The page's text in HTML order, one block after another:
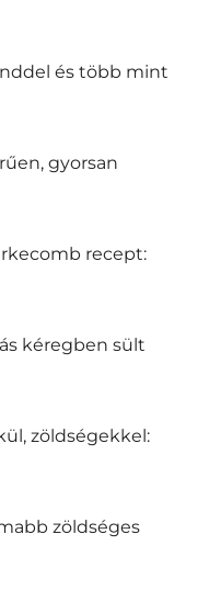
és több mint
gyorsan
recept:
kéregben sült
zöldségekkel:
zöldséges